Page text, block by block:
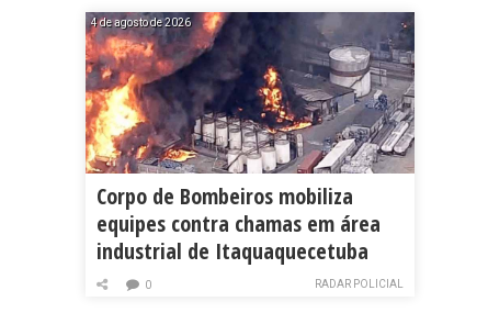
4 de agosto de 2026
Corpo de Bombeiros mobiliza
equipes contra chamas em área
industrial de Itaquaquecetuba
RADAR POLICIAL
0